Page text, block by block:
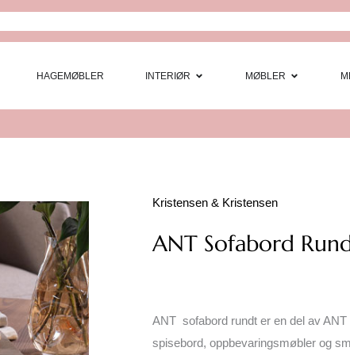
HAGEMØBLER INTERIØR Open
MØBLER
Kristensen & Kristensen
ANT Sofabord
ANT sofabord rundt er en del av
spisebord, oppbevaringsmøbler og